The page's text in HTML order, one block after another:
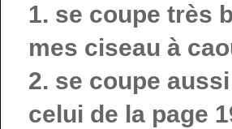
1. se coupe très
mes ciseau à
2. se coupe
celui de la page